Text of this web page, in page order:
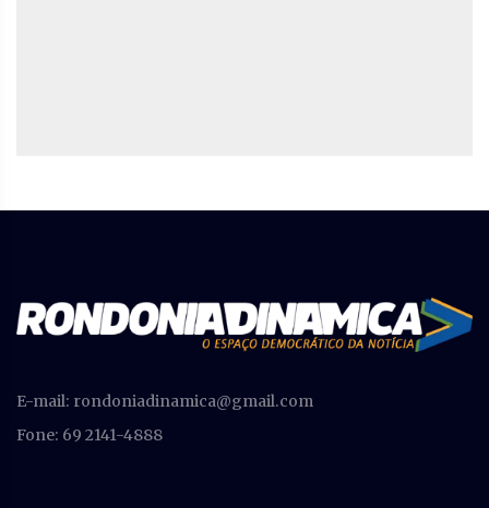
E-mail: rondoniadinamica@gmail.com
Fone: 69 2141-4888